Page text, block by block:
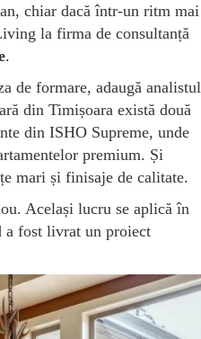
chiar dacă într-un ritm mai
la firma de consultanță
.
de formare, adaugă analistul
din Timișoara există două
din ISHO Supreme, unde
premium. Și
mari și finisaje de calitate.
Același lucru se aplică în
a fost livrat un proiect